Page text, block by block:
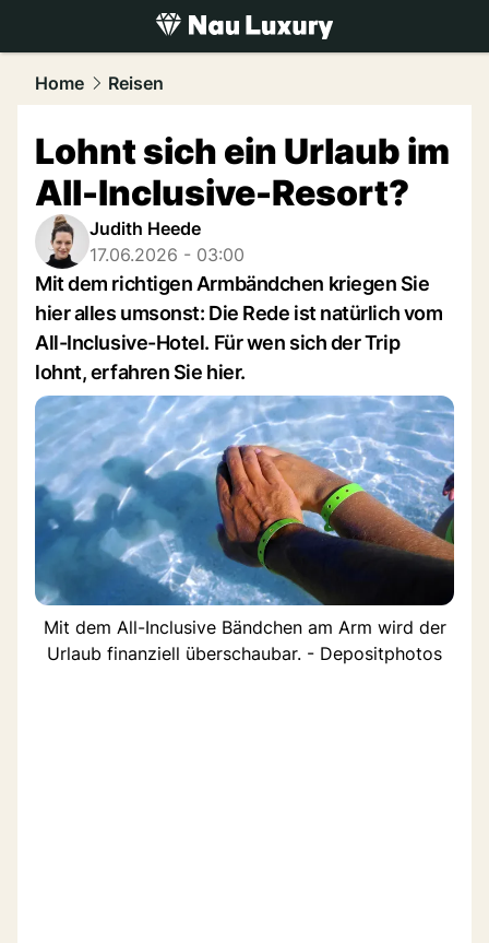
luxury.NAU.ch
Home Reisen
Lohnt sich ein Urlaub im
All-Inclusive-Resort?
Judith Heede
17.06.2026 - 03:00
Mit dem richtigen Armbändchen kriegen Sie
hier alles umsonst: Die Rede ist natürlich vom
All-Inclusive-Hotel. Für wen sich der Trip
lohnt, erfahren Sie hier.
Mit dem All-Inclusive Bändchen am Arm wird der
Urlaub finanziell überschaubar. - Depositphotos